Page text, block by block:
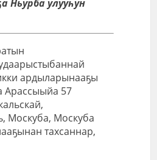
Ньурба улууһун
ардыларынааҕы
Арассыыйа 57
Москуба, Москуба
тахсаннар,